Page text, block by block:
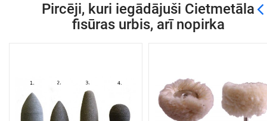
Pircēji, kuri iegādājuši Cietmetāla
fisūras urbis, arī nopirka